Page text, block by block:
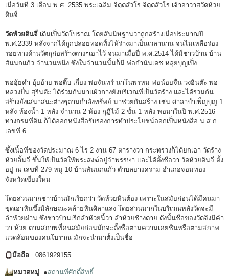
เมื่อวันที่ 3 เดือน พ.ศ. 2535 พระเฉลิม จิตฺตสํวโร จิตฺตสัวโร เจ้าอาวาสวัดห้วย
ดินจี่
วัดห้วยดินจี่ เดิมเป็นวัดโบราณ โดยสันนิษฐานว่าถูกสร้างเมื่อประมาณปี
พ.ศ.2339 หลังจากได้ถูกปล่อยทอดทิ้งไห้ร่างมาเป็นเวลานาน จนไม่เหลือร่อง
รอยทางด้านวัตถุก่อสร้างต่างๆเอาไว้ จนมาเมื่อปี พ.ศ.2514 ได้มีชาวบ้าน บ้าน
สันนกแก้ว จำนวนหนึ่ง ซึ่งในจำนวนนั้นก็มี พ่อกำนันเดช หลุยบุญเป็ง
พ่ออุ้ยคำ อุ้ยอ้าย พ่อติ๊บ เกี๋ยง พ่อจันทร์ นาโนพรหม พ่อน้อยจื่น วงอินต๊ะ พ่อ
หลวงปั๋น สุรินต๊ะ ได้ร่วมก้นมาแผ้วถางยังบริเวณที่เป็นวัดร้าง และได้ร่วมกัน
สร้างยังเสนาสนะต่างๆตามกำลังทรัพย์ มาช่วยกันสร้าง เช่น ศาลาบำเพ็ญบุญ 1
หลัง ห้องน้ำ 1 หลัง จำนวน 2 ห้อง กุฏิไม้ 2 ชั้น 1 หลัง พอมาในปี พ.ศ.2516
ทางกรมที่ดิน ก็ได้ออกหนังสือรับรองการทำประโยชน์ออกเป็นหนังสือ น.ส.ก.
เลขที่ 6
ซึ้งเนื้อที่ของวัดประมาณ 6 ไร่ 2 งาน 67 ตารางวา กระทรวงก็ได้ยกเอา วัดร้าง
ห้วยลิ้นจี่ ขึ้นให้เป็นวัดให้พระสงฆ์อยู่จำพรรษา และได้ตั้งชื่อว่า วัดห้วยดินจี่ ตั้ง
อยู่ ณ เลขที่ 279 หมู่ 10 บ้านสันนกแก้ว ตำบลยางคราม อำเภอจอมทอง
จังหวัดเชียงใหม่
โดยส่วนมากชาวบ้านมักเรียกว่า วัดห้วยหินต้อง เพราะในสมัยก่อนได้มีคนมา
ขุดเอาหินซึ้งมีลักษณะคล้ายหินศิลาแลง โดยส่วนมากในบริเวณหลังวัดจะมี
ลำห้วยผ่าน ซึ่งชาวบ้านเรีกลำห้วยนี้ว่า ลำห้วยช้างตาย ดังนั้นชื่อของวัดจึงมีคำ
ว่า ห้วย ตามสภาพที่คนสมัยก่อนมักจะตั้งชื่อตามความเคยชินหรือตามสภาพ
แวดล้อมของคนโบราณ มักจะนำมาตั้งเป็นชื่อ
มือถือ : 0861929155
หมวดหมู่: ●สถานที่ศักดิ์สิทธิ์